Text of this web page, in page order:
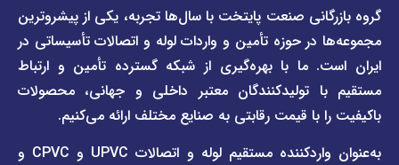
صنعت پایتخت با سال‌ها تجربه، یکی از پیشروترین
حوزه تأمین و واردات لوله و اتصالات تأسیساتی در
ما با بهره‌گیری از شبکه گسترده تأمین و ارتباط
تولیدکنندگان معتبر داخلی و جهانی، محصولات
با قیمت رقابتی به صنایع مختلف ارائه می‌کنیم.
به‌عنوان واردکننده مستقیم لوله و اتصالات UPVC و CPVC و
دسترسی
سریع
صفحه
لیست
قیمت
صفحه
برند
دسترسی
سریع
درباره
ما
قوانین